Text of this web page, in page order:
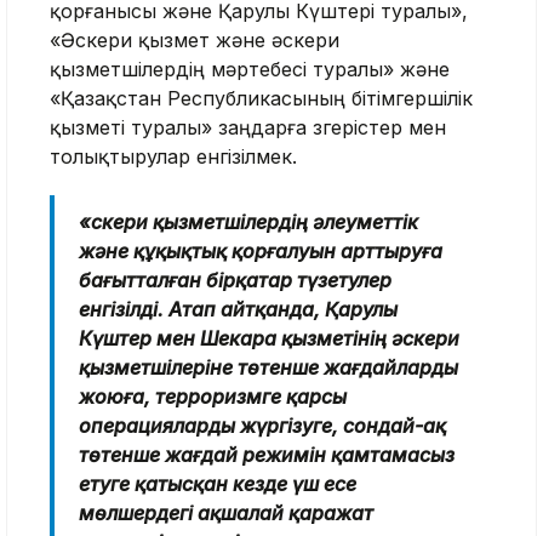
қорғанысы және Қарулы Күштері туралы»,
«Әскери қызмет және әскери
қызметшілердің мәртебесі туралы» және
«Қазақстан Республикасының бітімгершілік
қызметі туралы» заңдарға өзгерістер мен
толықтырулар енгізілмек.
«Әскери қызметшілердің әлеуметтік
және құқықтық қорғалуын арттыруға
бағытталған бірқатар түзетулер
енгізілді. Атап айтқанда, Қарулы
Күштер мен Шекара қызметінің әскери
қызметшілеріне төтенше жағдайларды
жоюға, терроризмге қарсы
операцияларды жүргізуге, сондай-ақ
төтенше жағдай режимін қамтамасыз
етуге қатысқан кезде үш есе
мөлшердегі ақшалай қаражат